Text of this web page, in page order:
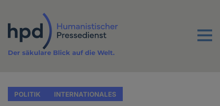
Inhalt
Menu
Der säkulare Blick auf die Welt.
POLITIK INTERNATIONALES